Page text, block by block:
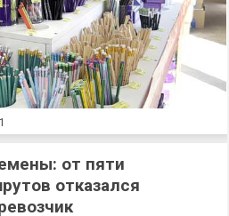
от пяти
отказался